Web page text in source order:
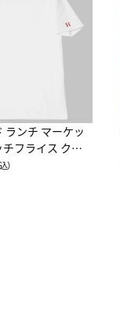
ランチ マーケッ
チフライス クル
半袖Ｔシャツ
）